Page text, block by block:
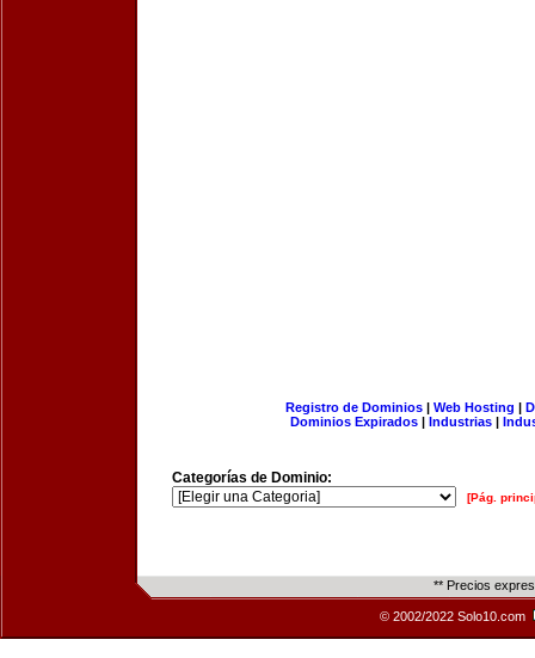
Registro de Dominios| Web Hosting |
Dominios Expirados | Industrias |
Categorías de Dominio:
[Pág.
** Precios
© 2002/2022 Solo10.com